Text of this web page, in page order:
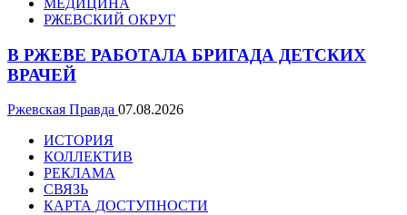
МЕДИЦИНА
РЖЕВСКИЙ ОКРУГ
В РЖЕВЕ РАБОТАЛА БРИГАДА ДЕТСКИХ
ВРАЧЕЙ
Ржевская Правда 07.08.2026
ИСТОРИЯ
КОЛЛЕКТИВ
РЕКЛАМА
СВЯЗЬ
КАРТА ДОСТУПНОСТИ